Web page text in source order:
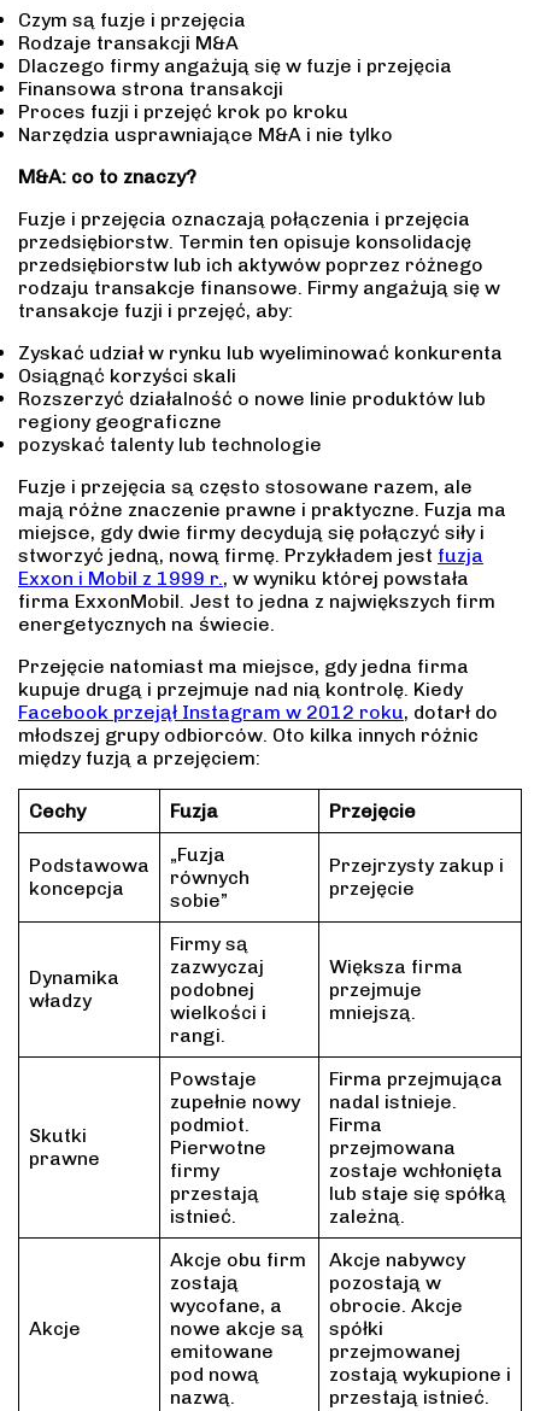
Czym są fuzje i przejęcia
Rodzaje transakcji M&A
Dlaczego firmy angażują się w fuzje i przejęcia
Finansowa strona transakcji
Proces fuzji i przejęć krok po kroku
Narzędzia usprawniające M&A i nie tylko
M&A: co to znaczy?
Fuzje i przejęcia oznaczają połączenia i przejęcia
przedsiębiorstw. Termin ten opisuje konsolidację
przedsiębiorstw lub ich aktywów poprzez różnego
rodzaju transakcje finansowe. Firmy angażują się w
transakcje fuzji i przejęć, aby:
Zyskać udział w rynku lub wyeliminować konkurenta
Osiągnąć korzyści skali
Rozszerzyć działalność o nowe linie produktów lub
regiony geograficzne
pozyskać talenty lub technologie
Fuzje i przejęcia są często stosowane razem, ale
mają różne znaczenie prawne i praktyczne. Fuzja ma
miejsce, gdy dwie firmy decydują się połączyć siły i
stworzyć jedną, nową firmę. Przykładem jest fuzja
Exxon i Mobil z 1999 r., w wyniku której powstała
firma ExxonMobil. Jest to jedna z największych firm
energetycznych na świecie.
Przejęcie natomiast ma miejsce, gdy jedna firma
kupuje drugą i przejmuje nad nią kontrolę. Kiedy
Facebook przejął Instagram w 2012 roku, dotarł do
młodszej grupy odbiorców. Oto kilka innych różnic
między fuzją a przejęciem:
Cechy Fuzja Przejęcie
Podstawowa
koncepcja
„Fuzja
równych
sobie”
Przejrzysty zakup i
przejęcie
Dynamika
władzy
Firmy są
zazwyczaj
podobnej
wielkości i
rangi.
Większa firma
przejmuje
mniejszą.
Skutki
prawne
Powstaje
zupełnie nowy
podmiot.
Pierwotne
firmy
przestają
istnieć.
Firma przejmująca
nadal istnieje.
Firma
przejmowana
zostaje wchłonięta
lub staje się spółką
zależną.
Akcje
Akcje obu firm
zostają
wycofane, a
nowe akcje są
emitowane
pod nową
nazwą.
Akcje nabywcy
pozostają w
obrocie. Akcje
spółki
przejmowanej
zostają wykupione i
przestają istnieć.